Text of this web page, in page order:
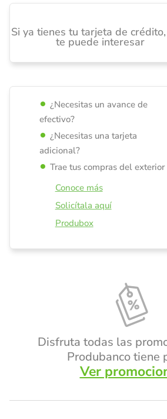
Si ya tienes tu tarjeta de
te puede interesar
¿Necesitas un avance de
efectivo?
¿Necesitas una tarjeta
adicional?
Trae tus compras del exterior
Conoce más
Solicítala aquí
Produbox
Disfruta todas las
Produbanco tiene
Ver